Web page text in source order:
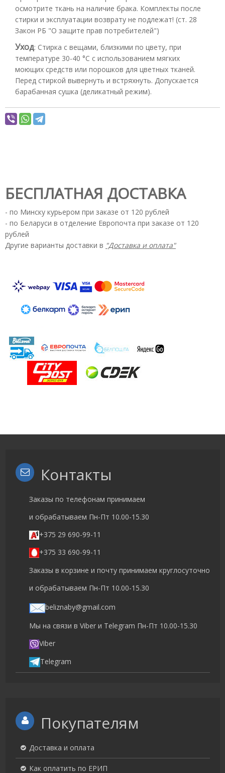
осмотрите ткань на наличие брака. Комплекты после
стирки и эксплуатации возврату не подлежат! (ст. 28
Закон РБ "О защите прав потребителей")
Уход: Стирка с вещами, близкими по цвету, при
температуре 30-40 °С с использованием мягких
моющих средств или порошков для цветных тканей.
Перед стиркой вывернуть и встряхнуть. Допускается
барабанная сушка (деликатный режим).
БЕСПЛАТНАЯ ДОСТАВКА
- по Минску курьером при заказе от 120 рублей
- по Беларуси в отделение Европочта при заказе от 120
рублей
Другие варианты доставки в "Доставка и оплата"
Контакты
Заказы по телефонам принимаем
и обрабатываем Пн-Пт 10.00-15.30
+375 29 690-99-11
+375 33 690-99-11
Заказы в корзине и почту принимаем круглосуточно
и обрабатываем Пн-Пт 10.00-15.30
beliznaby@gmail.com
Мы на связи в Viber и Telegram Пн-Пт 10.00-15.30
Viber
Telegram
Покупателям
Доставка и оплата
Как оплатить по ЕРИП